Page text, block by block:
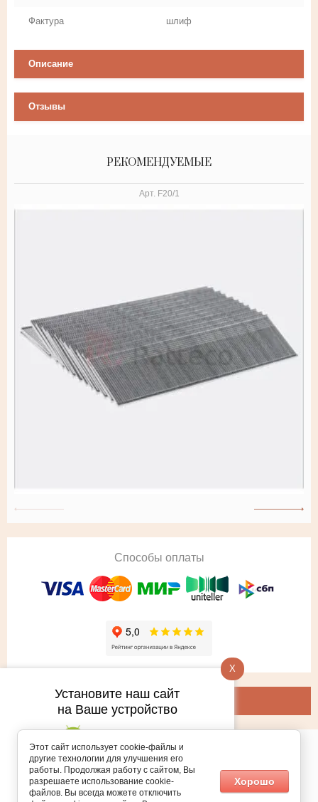
Фактура шлиф
Описание
Отзывы
РЕКОМЕНДУЕМЫЕ
Арт. F20/1
Способы оплаты
Copyright © 2025 Ratteco
Политика конфиденциальности персональных данных
X
Установите наш сайт
на Ваше устройство
Подпишитесь на рассылку
push-уведомлений
Этот сайт использует cookie-файлы и
другие технологии для улучшения его
работы. Продолжая работу с сайтом, Вы
разрешаете использование cookie-
файлов. Вы всегда можете отключить
Хорошо